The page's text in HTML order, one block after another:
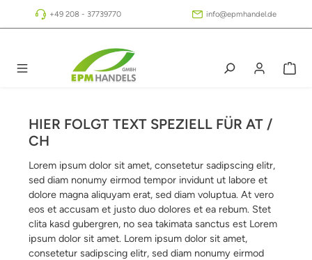
Zum Hauptinhalt springen
+49 208 - 37739770 info@epmhandel.de
HIER FOLGT TEXT SPEZIELL FÜR AT /
CH
Lorem ipsum dolor sit amet, consetetur sadipscing elitr,
sed diam nonumy eirmod tempor invidunt ut labore et
dolore magna aliquyam erat, sed diam voluptua. At vero
eos et accusam et justo duo dolores et ea rebum. Stet
clita kasd gubergren, no sea takimata sanctus est Lorem
ipsum dolor sit amet. Lorem ipsum dolor sit amet,
consetetur sadipscing elitr, sed diam nonumy eirmod